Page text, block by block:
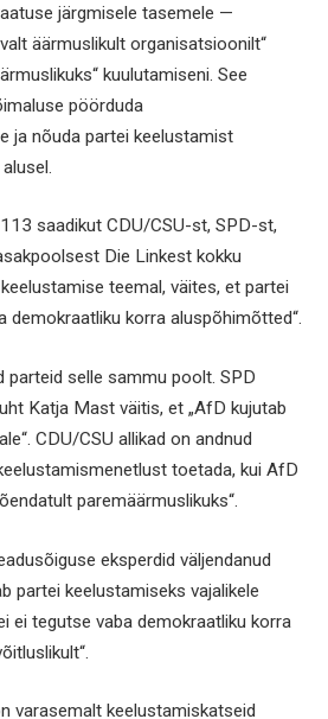
järgmisele tasemele —
äärmuslikult organisatsioonilt“
kuulutamiseni. See
pöörduda
ja nõuda partei keelustamist
113 saadikut CDU/CSU-st, SPD-st,
Die Linkest kokku
teemal, väites, et partei
demokraatliku korra aluspõhimõtted“.
parteid selle sammu poolt. SPD
Katja Mast väitis, et „AfD kujutab
CDU/CSU allikad on andnud
toetada, kui AfD
paremäärmuslikuks“.
eksperdid väljendanud
partei keelustamiseks vajalikele
ei tegutse vaba demokraatliku korra
varasemalt keelustamiskatseid